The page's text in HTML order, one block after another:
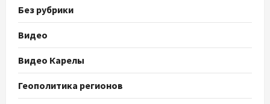
Без рубрики
Видео
Видео Карелы
Геополитика регионов